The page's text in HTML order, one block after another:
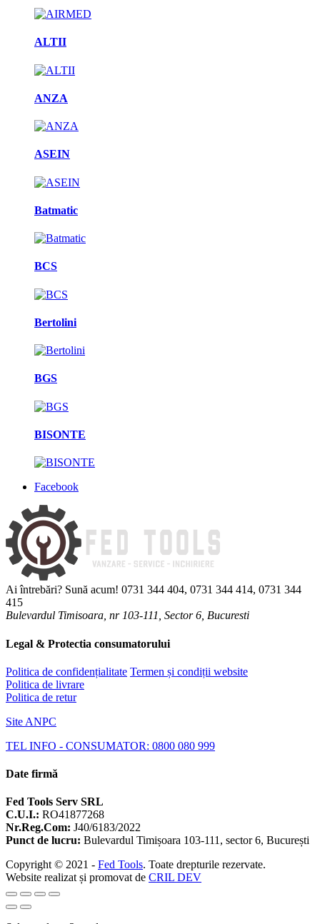
ALTII
ANZA
ASEIN
Batmatic
BCS
Bertolini
BGS
BISONTE
Facebook
Ai întrebări? Sună acum! 0731 344 404, 0731 344 414, 0731 344
415
Bulevardul Timisoara, nr 103-111, Sector 6, Bucuresti
Legal & Protectia consumatorului
Politica de confidențialitate Termen și condiții website
Politica de livrare
Politica de retur
Site ANPC
TEL INFO - CONSUMATOR: 0800 080 999
Date firmă
Fed Tools Serv SRL
C.U.I.: RO41877268
Nr.Reg.Com: J40/6183/2022
Punct de lucru: Bulevardul Timișoara 103-111, sector 6, București
Copyright © 2021 - Fed Tools. Toate drepturile rezervate.
Website realizat și promovat de CRIL DEV